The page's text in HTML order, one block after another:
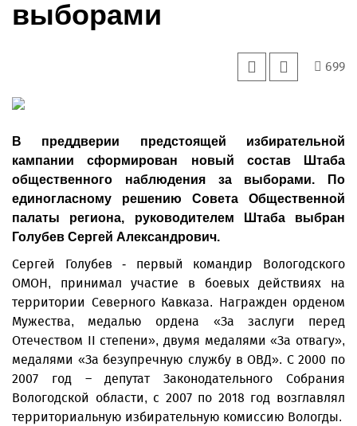
выборами
699
В преддверии предстоящей избирательной
кампании сформирован новый состав Штаба
общественного наблюдения за выборами. По
единогласному решению Совета Общественной
палаты региона, руководителем Штаба выбран
Голубев Сергей Александрович.
Сергей Голубев - первый командир Вологодского
ОМОН, принимал участие в боевых действиях на
территории Северного Кавказа. Награжден орденом
Мужества, медалью ордена «За заслуги перед
Отечеством II степени», двумя медалями «За отвагу»,
медалями «За безупречную службу в ОВД». С 2000 по
2007 год – депутат Законодательного Собрания
Вологодской области, с 2007 по 2018 год возглавлял
территориальную избирательную комиссию Вологды.